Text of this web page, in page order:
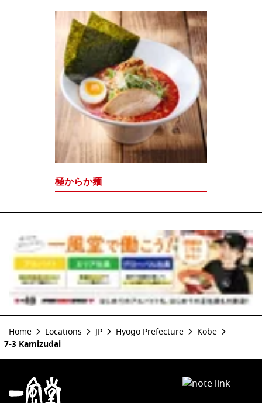
極からか麺
Home Locations JP Hyogo Prefecture
Kobe
7-3 Kamizudai